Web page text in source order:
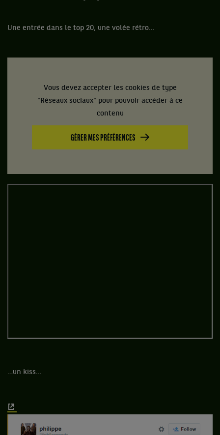
Une entrée dans le top 20, une volée rétro…
Vous devez accepter les cookies de type
"Réseaux sociaux" pour pouvoir accéder à ce
contenu
GÉRER MES PRÉFÉRENCES
…un kiss…